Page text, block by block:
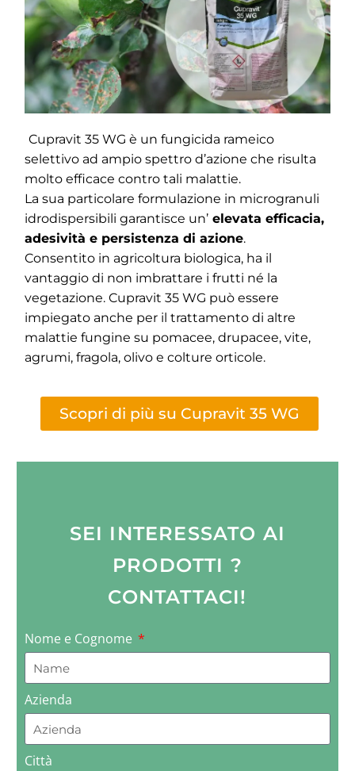
Cupravit 35 WG è un fungicida rameico
selettivo ad ampio spettro d’azione che risulta
molto efficace contro tali malattie.
La sua particolare formulazione in microgranuli
idrodispersibili garantisce un’ elevata efficacia,
adesività e persistenza di azione.
Consentito in agricoltura biologica, ha il
vantaggio di non imbrattare i frutti né la
vegetazione. Cupravit 35 WG può essere
impiegato anche per il trattamento di altre
malattie fungine su pomacee, drupacee, vite,
agrumi, fragola, olivo e colture orticole.
Scopri di più su Cupravit 35 WG
SEI INTERESSATO AI
PRODOTTI ?
CONTATTACI!
Nome e Cognome
Azienda
Città